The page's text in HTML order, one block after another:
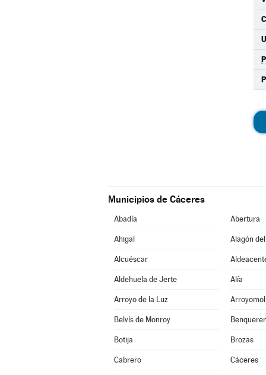
Municipios de Cáceres
Abadía Abertura
Ahigal Alagón
Alcuéscar
Aldehuela de Jerte Alía
Arroyo de la Luz
Belvís de Monroy
Botija Brozas
Cabrero Cáceres